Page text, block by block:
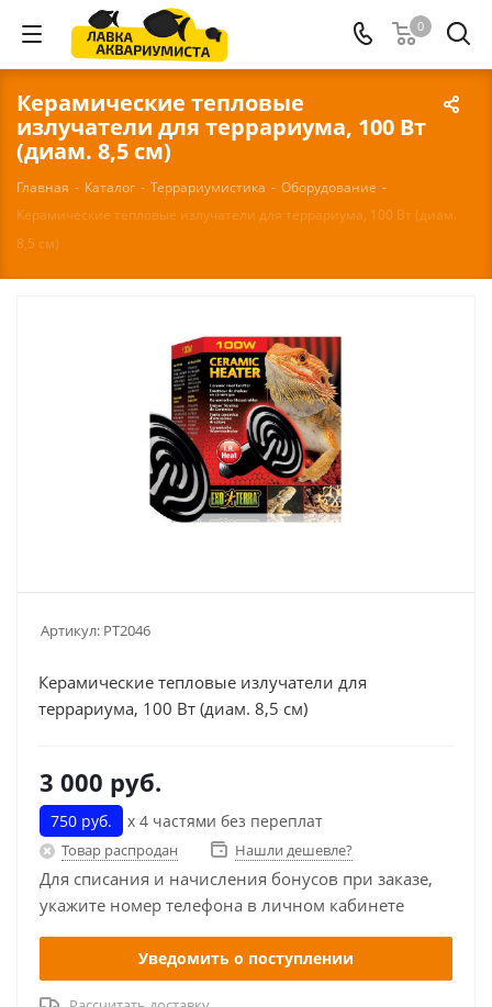
0
Керамические тепловые
излучатели для террариума, 100 Вт
(диам. 8,5 см)
Главная - Каталог - Террариумистика - Оборудование -
Керамические тепловые излучатели для террариума, 100 Вт (диам.
8,5 см)
Артикул: PT2046
Керамические тепловые излучатели для
террариума, 100 Вт (диам. 8,5 см)
3 000 руб.
750 руб. х 4 частями без переплат
Товар распродан Нашли дешевле?
Для списания и начисления бонусов при заказе,
укажите номер телефона в личном кабинете
Уведомить о поступлении